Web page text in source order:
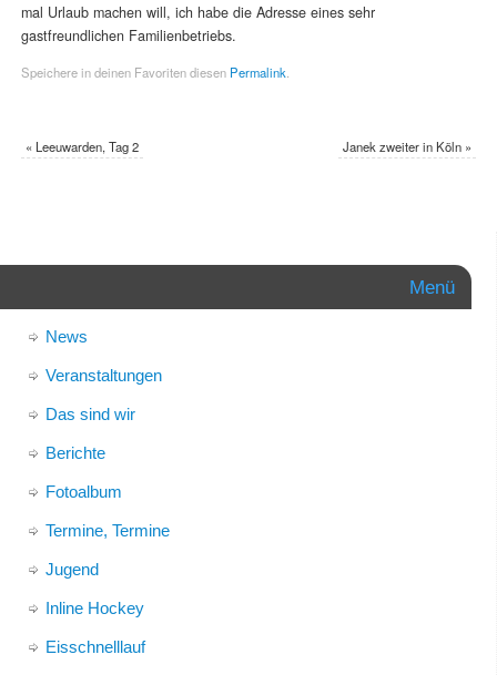
mal Urlaub machen will, ich habe die Adresse eines sehr
gastfreundlichen Familienbetriebs.
Speichere in deinen Favoriten diesen Permalink
«Leeuwarden, Tag 2 Janek zweiter in Köln »
Menü
News
Veranstaltungen
Das sind wir
Berichte
Fotoalbum
Termine, Termine
Jugend
Inline Hockey
Eisschnelllauf